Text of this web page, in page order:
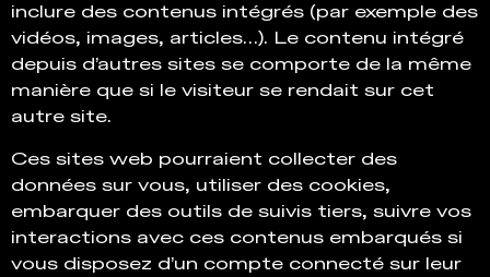
inclure des contenus intégrés (par exemple des
vidéos, images, articles…). Le contenu intégré
depuis d’autres sites se comporte de la même
manière que si le visiteur se rendait sur cet
autre site.
Ces sites web pourraient collecter des
données sur vous, utiliser des cookies,
embarquer des outils de suivis tiers, suivre vos
interactions avec ces contenus embarqués si
vous disposez d’un compte connecté sur leur